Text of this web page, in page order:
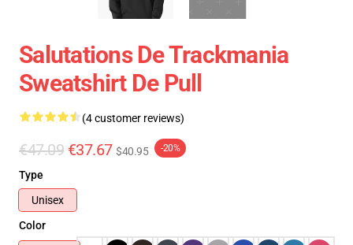
Salutations De Trackmania
Sweatshirt De Pull
(4 customer reviews)
€47.09 €37.67 $40.95 -20%
Type
Unisex
Color